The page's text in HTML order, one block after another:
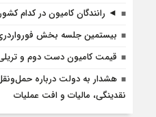
◄ رانندگان کامیون در کدام
بیستمین جلسه بخش فورواردری
قیمت کامیون دست دوم و تریلی‌
هشدار به دولت درباره
نقدینگی، مالیات و افت عملیات